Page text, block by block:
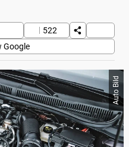
522
Google
zawierać błędy.
łudzi, obiecując spokój,
częstszych interwencji
się co 10–15 tys.
silnika.
Auto Bild